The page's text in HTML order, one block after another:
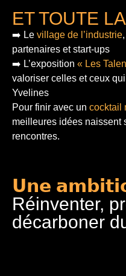
ET TOUTE
➡️ Le village de l’industrie
partenaires et start-ups
➡️ L’exposition « Les
valoriser celles et ceux
Yvelines
Pour finir avec un cocktail
meilleures idées naissent
rencontres.
𝗨𝗻𝗲
Réinventer,
décarboner